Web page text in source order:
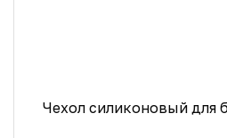
Чехол силиконовый для